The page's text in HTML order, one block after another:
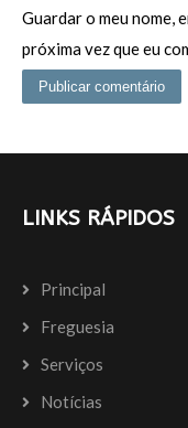
Guardar o meu nome,
próxima vez que eu
LINKS RÁPIDOS
Principal
Freguesia
Serviços
Notícias